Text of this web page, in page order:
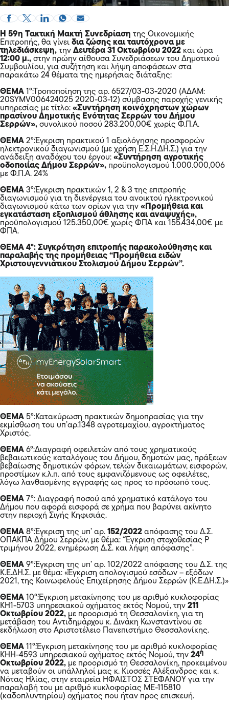
Η 59η Τακτική Μακτή Συνεδρίαση της Οικονομικής
Επιτροπής, θα γίνει δια ζώσης και ταυτόχρονα με
τηλεδιάσκεψη, την Δευτέρα 31 Οκτωβρίου 2022 και ώρα
12:00 μ., στην πρώην αίθουσα Συνεδριάσεων του Δημοτικού
Συμβουλίου, για συζήτηση και λήψη αποφάσεων στα
παρακάτω 24 θέματα της ημερήσιας διάταξης:
ΘΕΜΑ 1°:Τροποποίηση της αρ. 6527/03-03-2020 (ΑΔΑΜ:
20SYMV006424025 2020-03-12) σύμβασης παροχής γενικής
υπηρεσίας με τίτλο: «Συντήρηση κοινόχρηστων χώρων
πρασίνου Δημοτικής Ενότητας Σερρών του Δήμου
Σερρών», συνολικού ποσού 283.200,00€ χωρίς Φ.Π.Α.
ΘΕΜΑ 2°:Έγκριση πρακτικού 1 αξιολόγησης προσφορών
ηλεκτρονικού διαγωνισμού (με χρήση Ε.Σ.Η.ΔΗ.Σ.) για την
ανάδειξη αναδόχου του έργου: «Συντήρηση αγροτικής
οδοποιίας Δήμου Σερρών», προϋπολογισμού 1.000.000,006
με Φ.Π.Α. 24%
ΘΕΜΑ 3°:Έγκριση πρακτικών 1, 2 & 3 της επιτροπής
διαγωνισμού για τη διενέργεια του ανοικτού ηλεκτρονικού
διαγωνισμού κάτω των ορίων για την «Προμήθεια και
εγκατάσταση εξοπλισμού άθλησης και αναψυχής»,
προϋπολογισμού 125.350,00€ χωρίς ΦΠΑ και 155.434,00€ με
ΦΠΑ.
ΘΕΜΑ 4°: Συγκρότηση επιτροπής παρακολούθησης και
παραλαβής της προμήθειας “Προμήθεια ειδών
Χριστουγεννιάτικου Στολισμού Δήμου Σερρών”.
ΘΕΜΑ 5°:Κατακύρωση πρακτικών δημοπρασίας για την
εκμίσθωση του υπ’αρ.1348 αγροτεμαχίου, αγροκτήματος
Χριστός.
ΘΕΜΑ 6°:Διαγραφή οφειλετών από τους χρηματικούς
βεβαιωτικούς καταλόγους του Δήμου, δημοτών μας, πράξεων
βεβαίωσης δημοτικών φόρων, τελών δικαιωμάτων, εισφορών,
προστίμων κ.λ.π. από τους εμφανιζόμενους ως οφειλέτες,
λόγω λανθασμένης εγγραφής ως προς το πρόσωπό τους.
ΘΕΜΑ 7°: Διαγραφή ποσού από χρηματικό κατάλογο του
Δήμου που αφορά εισφορά σε χρήμα που βαρύνει ακίνητο
στην περιοχή Σιγής Κηφισιάς.
ΘΕΜΑ 8°:Έγκριση της υπ’ αρ. 152/2022 απόφασης του Δ.Σ.
ΟΠΑΚΠΑ Δήμου Σερρών, με θέμα: “Έγκριση στοχοθεσίας Ρ
τριμήνου 2022, ενημέρωση Δ.Σ. και λήψη απόφασης”.
ΘΕΜΑ 9°:Έγκριση της υπ’ αρ. 102/2022 απόφασης του Δ.Σ. της
Κ.Ε.ΔΗ.Σ. με θέμα: «Έγκριση απολογισμού εσόδων – εξόδων
2021, της Κοινωφελούς Επιχείρησης Δήμου Σερρών (Κ.Ε.ΔΗ.Σ.)»
ΘΕΜΑ 10°:Έγκριση μετακίνησης του με αριθμό κυκλοφορίας
ΚΗ1-5703 υπηρεσιακού οχήματος εκτός Νομού, την 211
Οκτωβρίου 2022, με προορισμό τη Θεσσαλονίκη, για τη
μετάβαση του Αντιδημάρχου κ. Δινάκη Κωνσταντίνου σε
εκδήλωση στο Αριστοτέλειο Πανεπιστήμιο Θεσσαλονίκης.
ΘΕΜΑ 11°:Έγκριση μετακίνησης του με αριθμό κυκλοφορίας
ΚΗΗ-4593 υπηρεσιακού οχήματος εκτός Νομού, την 24η
Οκτωβρίου 2022, με προορισμό τη Θεσσαλονίκη, προκειμένου
να μεταβούν οι υπάλληλοί μας κ. Κιοσσές Αλέξανδρος και κ.
Νότας Ηλίας, στην εταιρεία ΗΦΑΙΣΤΟΣ ΣΤΕΦΑΝΟΥ για την
παραλαβή του με αριθμό κυκλοφορίας ΜΕ-115810
(καδοπλυντηρίου) οχήματος που ήταν προς επισκευή.